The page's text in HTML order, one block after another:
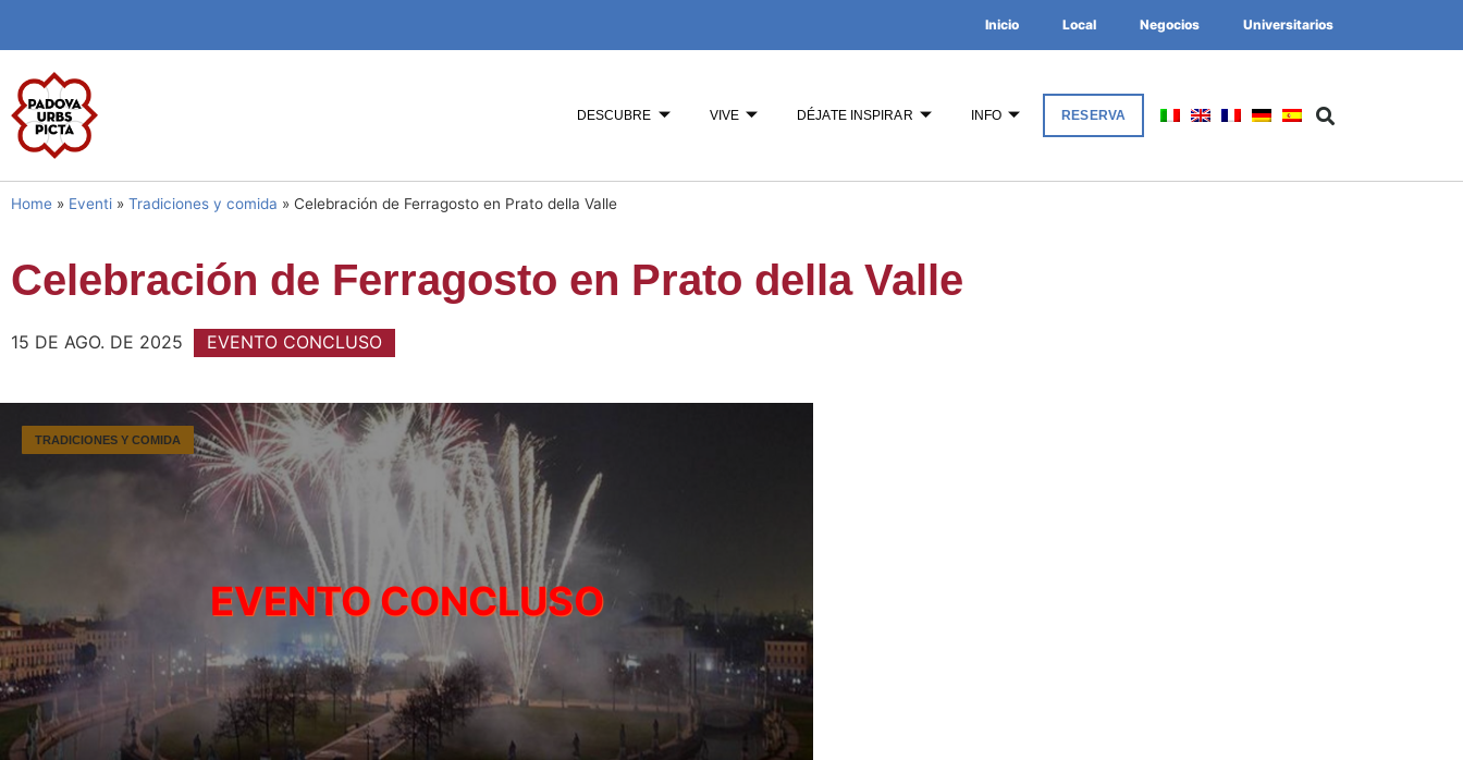
Inicio Local Negocios Universitarios
DESCUBRE VIVE DÉJATE INSPIRAR INFO RESERVA
Home » Eventi » Tradiciones y comida » Celebración de Ferragosto en Prato della Valle
Celebración de Ferragosto en Prato della Valle
15 DE AGO. DE 2025 EVENTO CONCLUSO
TRADICIONES Y COMIDA